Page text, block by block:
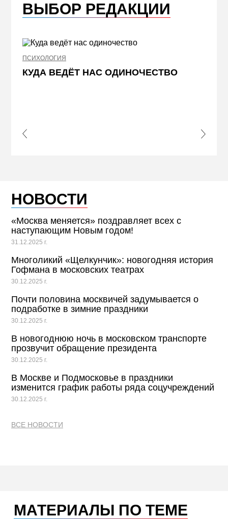
ВЫБОР РЕДАКЦИИ
ПСИХОЛОГИЯ
КУДА ВЕДЁТ НАС ОДИНОЧЕСТВО
Slide
Next
НОВОСТИ
«Москва меняется» поздравляет всех с
наступающим Новым годом!
31.12.2025 г.
Многоликий «Щелкунчик»: новогодняя история
Гофмана в московских театрах
30.12.2025 г.
Почти половина москвичей задумывается о
подработке в зимние праздники
30.12.2025 г.
В новогоднюю ночь в московском транспорте
прозвучит обращение президента
30.12.2025 г.
В Москве и Подмосковье в праздники
изменится график работы ряда соцучреждений
30.12.2025 г.
ВСЕ НОВОСТИ
МАТЕРИАЛЫ ПО ТЕМЕ